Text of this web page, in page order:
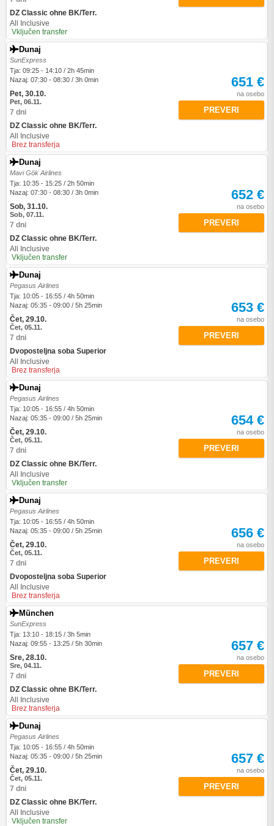
DZ Classic ohne BK/Terr.
All Inclusive
Vključen transfer
Dunaj
SunExpress
Tja: 09:25 - 14:10 / 2h 45min
Nazaj: 07:30 - 08:30 / 3h 0min
Pet, 30.10.
Pet, 06.11.
7 dni
DZ Classic ohne BK/Terr.
All Inclusive
Brez transferja
651 €
na osebo
PREVERI
Dunaj
Mavi Gök Airlines
Tja: 10:35 - 15:25 / 2h 50min
Nazaj: 07:30 - 08:30 / 3h 0min
Sob, 31.10.
Sob, 07.11.
7 dni
DZ Classic ohne BK/Terr.
All Inclusive
Vključen transfer
652 €
na osebo
PREVERI
Dunaj
Pegasus Airlines
Tja: 10:05 - 16:55 / 4h 50min
Nazaj: 05:35 - 09:00 / 5h 25min
Čet, 29.10.
Čet, 05.11.
7 dni
Dvoposteljna soba Superior
All Inclusive
Brez transferja
653 €
na osebo
PREVERI
Dunaj
Pegasus Airlines
Tja: 10:05 - 16:55 / 4h 50min
Nazaj: 05:35 - 09:00 / 5h 25min
Čet, 29.10.
Čet, 05.11.
7 dni
DZ Classic ohne BK/Terr.
All Inclusive
Vključen transfer
654 €
na osebo
PREVERI
Dunaj
Pegasus Airlines
Tja: 10:05 - 16:55 / 4h 50min
Nazaj: 05:35 - 09:00 / 5h 25min
Čet, 29.10.
Čet, 05.11.
7 dni
Dvoposteljna soba Superior
All Inclusive
Brez transferja
656 €
na osebo
PREVERI
München
SunExpress
Tja: 13:10 - 18:15 / 3h 5min
Nazaj: 09:55 - 13:25 / 5h 30min
Sre, 28.10.
Sre, 04.11.
7 dni
DZ Classic ohne BK/Terr.
All Inclusive
Brez transferja
657 €
na osebo
PREVERI
Dunaj
Pegasus Airlines
Tja: 10:05 - 16:55 / 4h 50min
Nazaj: 05:35 - 09:00 / 5h 25min
Čet, 29.10.
Čet, 05.11.
7 dni
DZ Classic ohne BK/Terr.
All Inclusive
Vključen transfer
657 €
na osebo
PREVERI